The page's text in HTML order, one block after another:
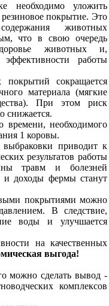
необходимо уложить
покрытие. Это
животных
что в свою очередь
животных и,
эффективности работы
сокращается
материала (мягкие
При этом риск
снижается.
времени, необходимого
1 коровы.
приводит к
результатов работы
травм и болезней
и доходы фермы станут
покрытиями можно
В следствие,
воды и улучшается
на качественных
выгода!
можно сделать вывод -
комплексов